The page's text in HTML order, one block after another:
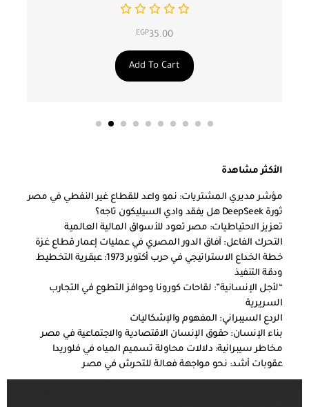
EGP35.00
Add To Cart
الأكثر مشاهدة
مؤشر مديري المشتريات: نمو واعد للقطاع غير النفطي في مصر
ثورة DeepSeek هل يفقد وادي السيليكون تاجه؟
تعزيز الاحتياطيات: مصر تعود للأسواق المالية العالمية
التحرك الفاعل: آفاق الدور المصري في عمليات إعمار قطاع غزة
خطة الخداع الاستراتيجي في حرب أكتوبر 1973: عبقرية التخطيط
ودقة التنفيذ
“لأجل الإنسانية”: لقاحات كورونا وحوافز التطوع في التجارب
السريرية
الردع السيبراني: المفهوم والإشكاليات
بناء الإنسان: حقوق الإنسان الاقتصادية والاجتماعية في مصر
مخاطر سيبرانية: دلالات محاولة تسميم المياه في فلوريدا
عقوبات أشد: نحو مواجهة فعالة للتحرش في مصر